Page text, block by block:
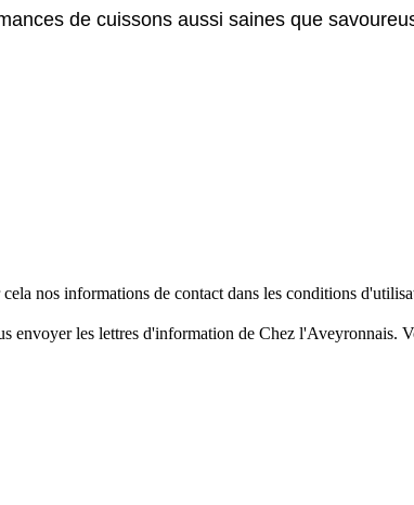
de cuissons aussi saines que
nos informations de contact dans les conditions
envoyer les lettres d'information de Chez l'Aveyronnais.